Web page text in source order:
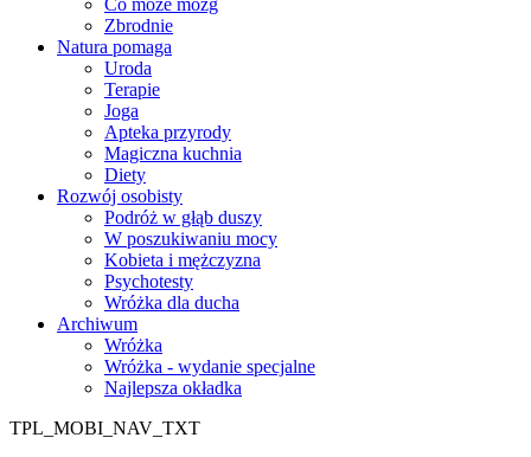
Co może mózg
Zbrodnie
Natura pomaga
Uroda
Terapie
Joga
Apteka przyrody
Magiczna kuchnia
Diety
Rozwój osobisty
Podróż w głąb duszy
W poszukiwaniu mocy
Kobieta i mężczyzna
Psychotesty
Wróżka dla ducha
Archiwum
Wróżka
Wróżka - wydanie specjalne
Najlepsza okładka
TPL_MOBI_NAV_TXT